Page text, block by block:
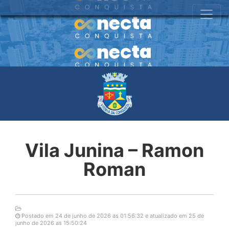
Vila Junina – Ramon
Roman
Postado em 24 de junho de 2026 as 01:56:32 e atualizado em 25 de
junho de 2026 as 15:50:24